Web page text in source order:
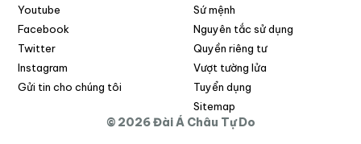
Youtube
Facebook
Twitter
Instagram
Gửi tin cho chúng tôi
Sứ mệnh
Nguyên tắc sử dụng
Quyền riêng tư
Vượt tường lửa
Tuyển dụng
Sitemap
© 2026 Đài Á Châu Tự Do